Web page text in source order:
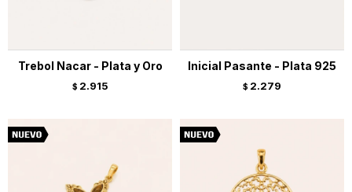
Trebol Nacar - Plata y Oro
$ 2.915
Inicial Pasante - Plata 925
$ 2.279